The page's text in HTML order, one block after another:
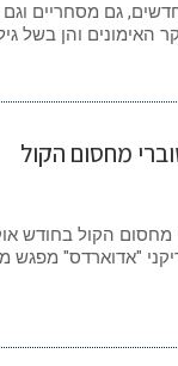
גם מסחריים
האימונים והן בשל
מחסום הקול
מחסום הקול בחודש
"אדוארדס" מפגש